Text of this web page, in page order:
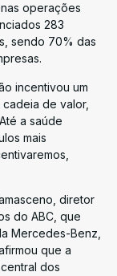
operações
283
sendo 70% das
incentivou um
de valor,
a saúde
mais
diretor
do ABC, que
Mercedes-Benz,
que a
dos